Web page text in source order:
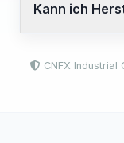
Kann ich
CNFX Industrial